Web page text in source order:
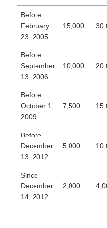
Before
February
23, 2005
15,000
Before
September
13, 2006
10,000
Before
October 1,
2009
7,500
Before
December
13, 2012
5,000
Since
December
14, 2012
2,000